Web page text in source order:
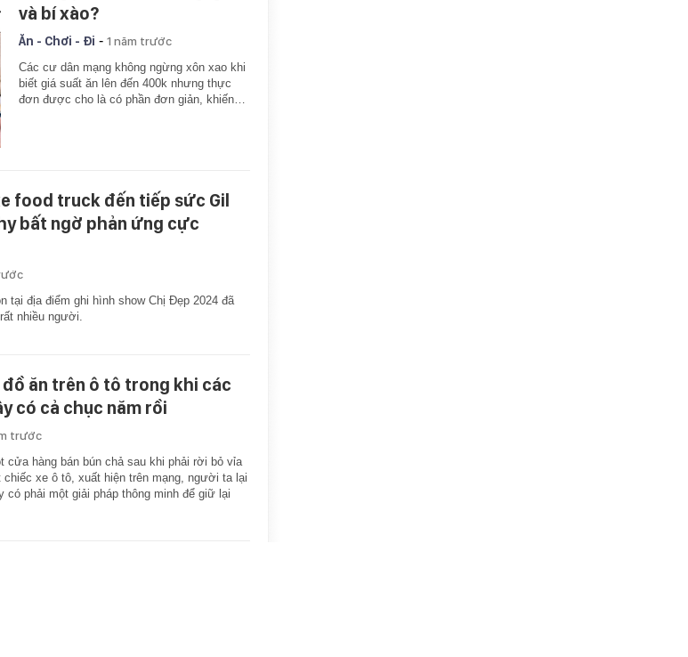
và bí xào?
Ăn - Chơi - Đi - 1 năm trước
Các cư dân mạng không ngừng xôn xao khi
biết giá suất ăn lên đến 400k nhưng thực
đơn được cho là có phần đơn giản, khiến…
food truck đến tiếp sức Gil
bất ngờ phản ứng cực
tại địa điểm ghi hình show Chị Đẹp 2024 đã
nhiều người.
ăn trên ô tô trong khi các
có cả chục năm rồi
trước
cửa hàng bán bún chả sau khi phải rời bỏ vỉa
chiếc xe ô tô, xuất hiện trên mạng, người ta lại
có phải một giải pháp thông minh để giữ lại